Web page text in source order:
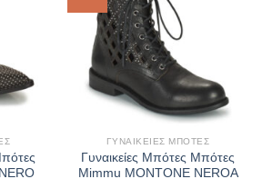
ΓΥΝΑΙΚΕΊΕΣ ΜΠΌΤΕΣ
Γυναικείες Μπότες Μπότες
Mimmu MONTONE NEROA